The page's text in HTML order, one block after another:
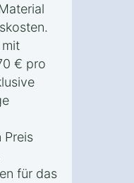
€ pro
Preis
für das